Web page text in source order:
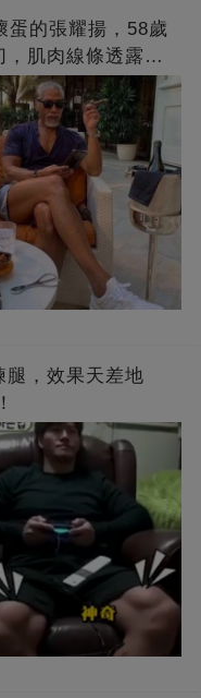
蛋的張耀揚，58歲
肌肉線條透露了
腿，效果天差地